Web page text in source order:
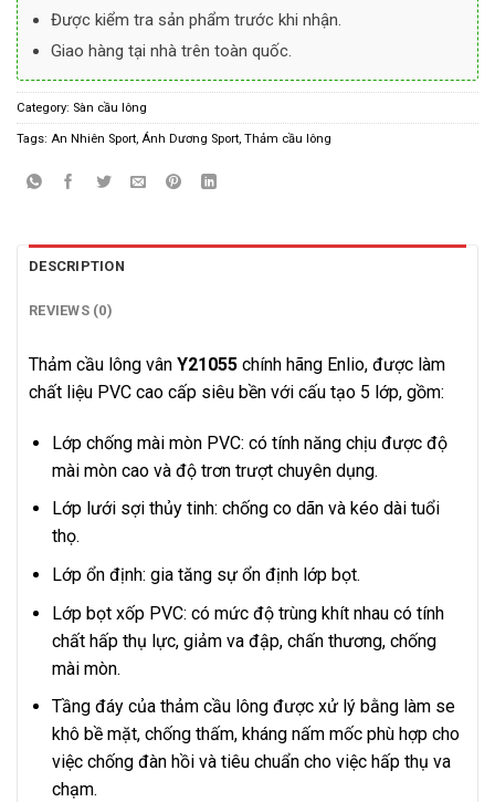
Được kiểm tra sản phẩm trước khi nhận.
Giao hàng tại nhà trên toàn quốc.
Category: Sàn cầu lông
Tags: An Nhiên Sport, Ánh Dương Sport, Thảm cầu lông
DESCRIPTION
REVIEWS (0)
Thảm cầu lông vân Y21055 chính hãng Enlio, được làm
chất liệu PVC cao cấp siêu bền với cấu tạo 5 lớp, gồm:
Lớp chống mài mòn PVC: có tính năng chịu được độ
mài mòn cao và độ trơn trượt chuyên dụng.
Lớp lưới sợi thủy tinh: chống co dãn và kéo dài tuổi
thọ.
Lớp ổn định: gia tăng sự ổn định lớp bọt.
Lớp bọt xốp PVC: có mức độ trùng khít nhau có tính
chất hấp thụ lực, giảm va đập, chấn thương, chống
mài mòn.
Tầng đáy của thảm cầu lông được xử lý bằng làm se
khô bề mặt, chống thấm, kháng nấm mốc phù hợp cho
việc chống đàn hồi và tiêu chuẩn cho việc hấp thụ va
chạm.